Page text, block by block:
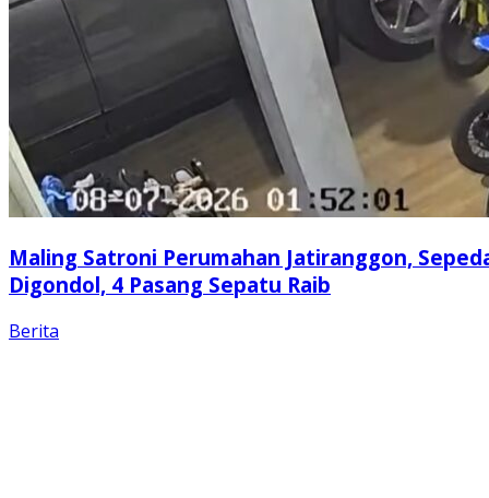
Maling Satroni Perumahan Jatiranggon,
Digondol, 4 Pasang Sepatu Raib
Berita